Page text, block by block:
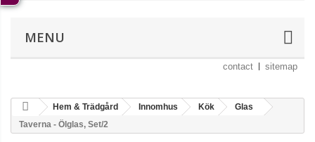
MENU
contact sitemap
Hem & Trädgård Innomhus Kök
Glas
Taverna - Ölglas, Set/2